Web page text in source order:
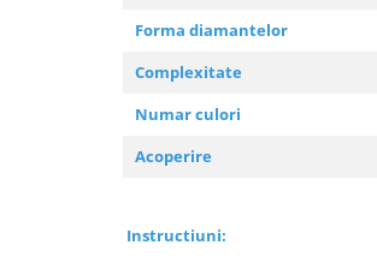
Forma diamantelor
Complexitate
Numar culori
Acoperire
Instructiuni: